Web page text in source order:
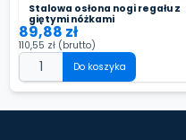
Stalowa osłona nogi regału z
giętymi nóżkami
89,88 zł
110,55 zł (brutto)
Do koszyka